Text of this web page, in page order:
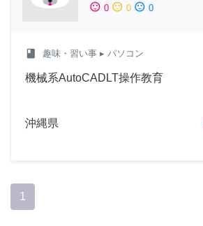
sentiment_satisfied 0 sentiment_neutral 0 sentiment_dissatisfied 0
class 趣味・習い事 ▸ パソコン
機械系AutoCADLT操作教育
沖縄県
1